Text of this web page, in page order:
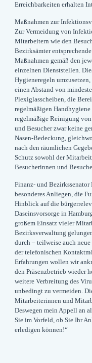
Erreichbarkeiten erhalten
Maßnahmen zur
Zur Vermeidung von
Mitarbeitern wie den
Bezirksämter
Maßnahmen gemäß den
einzelnen Dienststellen.
Hygieneregeln
einen Abstand von
Plexiglasscheiben, die
regelmäßigen
regelmäßige Reinigung
und Besucher zwar keine
Nasen-Bedeckung,
nach den räumlichen
Schutz sowohl der
Besucherinnen und
Finanz- und Bezirkssenator
besonderes Anliegen, die
Hinblick auf die
Daseinsvorsorge in
großem Einsatz vieler
Bezirksverwaltung
durch – teilweise auch
der telefonischen
Erfahrungen wollen wir
den Präsenzbetrieb wieder
weitere Verbreitung des
unbedingt zu vermeiden.
Mitarbeiterinnen und
Deswegen mein Appell an
Sie im Vorfeld, ob Sie Ihr
erledigen können!“